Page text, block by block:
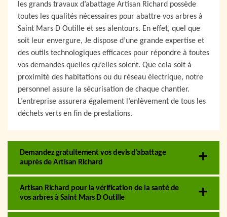
les grands travaux d’abattage Artisan Richard possède
toutes les qualités nécessaires pour abattre vos arbres à
Saint Mars D Outille et ses alentours. En effet, quel que
soit leur envergure, Je dispose d’une grande expertise et
des outils technologiques efficaces pour répondre à toutes
vos demandes quelles qu’elles soient. Que cela soit à
proximité des habitations ou du réseau électrique, notre
personnel assure la sécurisation de chaque chantier.
L’entreprise assurera également l’enlèvement de tous les
déchets verts en fin de prestations.
Demandez gratuitement vos devis d’abattage
auprès de Artisan Richard
Artisan Richard pour la vérification de la santé de
vos arbres à Saint Mars D Outille